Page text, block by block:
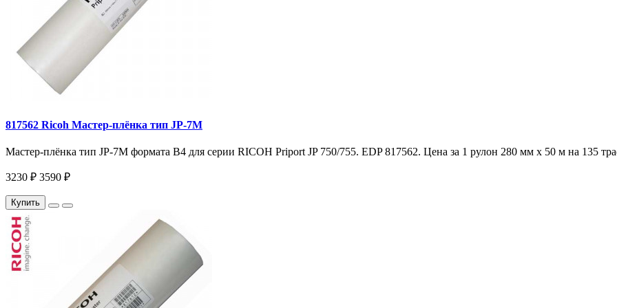
817562 Ricoh Мастер-плёнка тип JP-7M
Мастер-плёнка тип JP-7M формата B4 для серии RICOH Priport JP 750/755. EDP 817562. Цена за 1 рулон 280 мм x 50 м на 135
3230 ₽ 3590 ₽
Купить